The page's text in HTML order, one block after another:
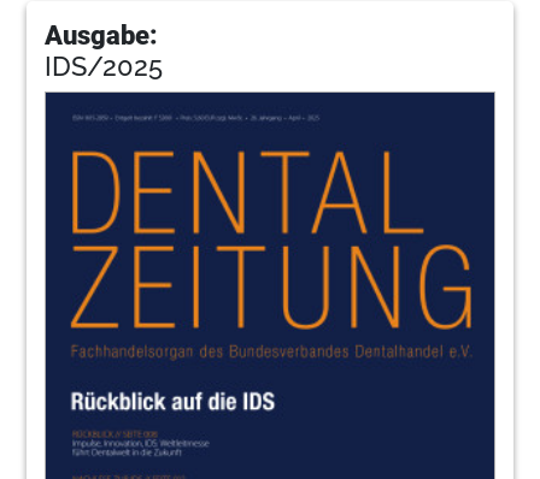
Ausgabe:
IDS/2025